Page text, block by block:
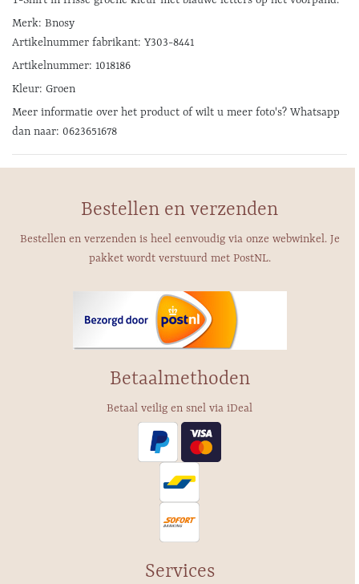
Merk: Bnosy
Artikelnummer fabrikant: Y303-8441
Artikelnummer: 1018186
Kleur: Groen
Meer informatie over het product of wilt u meer foto's? Whatsapp
dan naar: 0623651678
Bestellen en verzenden
Bestellen en verzenden is heel eenvoudig via onze webwinkel. Je
pakket wordt verstuurd met PostNL.
Betaalmethoden
Betaal veilig en snel via iDeal
Services